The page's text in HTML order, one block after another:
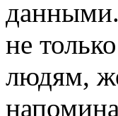
не
людям,